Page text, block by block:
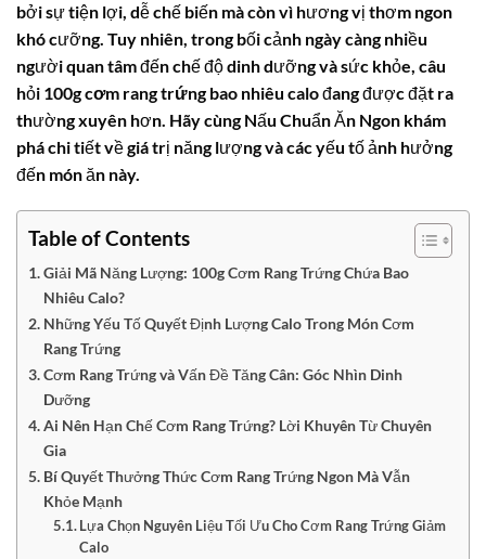
bởi sự tiện lợi, dễ chế biến mà còn vì hương vị thơm ngon
khó cưỡng. Tuy nhiên, trong bối cảnh ngày càng nhiều
người quan tâm đến chế độ dinh dưỡng và sức khỏe, câu
hỏi 100g cơm rang trứng bao nhiêu calođang được đặt ra
thường xuyên hơn. Hãy cùng Nấu Chuẩn Ăn Ngon khám
phá chi tiết về giá trị năng lượng và các yếu tố ảnh hưởng
đến món ăn này.
Table of Contents
Giải Mã Năng Lượng: 100g Cơm Rang Trứng Chứa Bao
Nhiêu Calo?
Những Yếu Tố Quyết Định Lượng Calo Trong Món Cơm
Rang Trứng
Cơm Rang Trứng và Vấn Đề Tăng Cân: Góc Nhìn Dinh
Dưỡng
Ai Nên Hạn Chế Cơm Rang Trứng? Lời Khuyên Từ Chuyên
Gia
Bí Quyết Thưởng Thức Cơm Rang Trứng Ngon Mà Vẫn
Khỏe Mạnh
Lựa Chọn Nguyên Liệu Tối Ưu Cho Cơm Rang Trứng Giảm
Calo